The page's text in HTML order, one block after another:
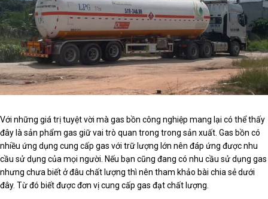
Với những giá trị tuyệt vời mà gas bồn công nghiệp mang lại có thể thấy
đây là sản phẩm gas giữ vai trò quan trong trong sản xuất. Gas bồn có
nhiều ứng dụng cung cấp gas với trữ lượng lớn nên đáp ứng được nhu
cầu sử dụng của mọi người. Nếu bạn cũng đang có nhu cầu sử dụng gas
nhưng chưa biết ở đâu chất lượng thì nên tham khảo bài chia sẻ dưới
đây. Từ đó biết được đơn vị cung cấp gas đạt chất lượng.